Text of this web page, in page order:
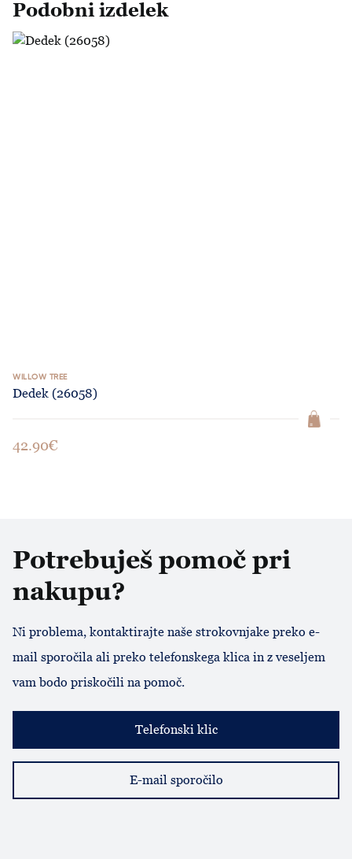
Podobni izdelek
Dedek (26058)
WILLOW TREE
Dedek (26058)
42.90€
Potrebuješ pomoč pri
nakupu?
Ni problema, kontaktirajte naše strokovnjake preko e-
mail sporočila ali preko telefonskega klica in z veseljem
vam bodo priskočili na pomoč.
Telefonski klic
E-mail sporočilo